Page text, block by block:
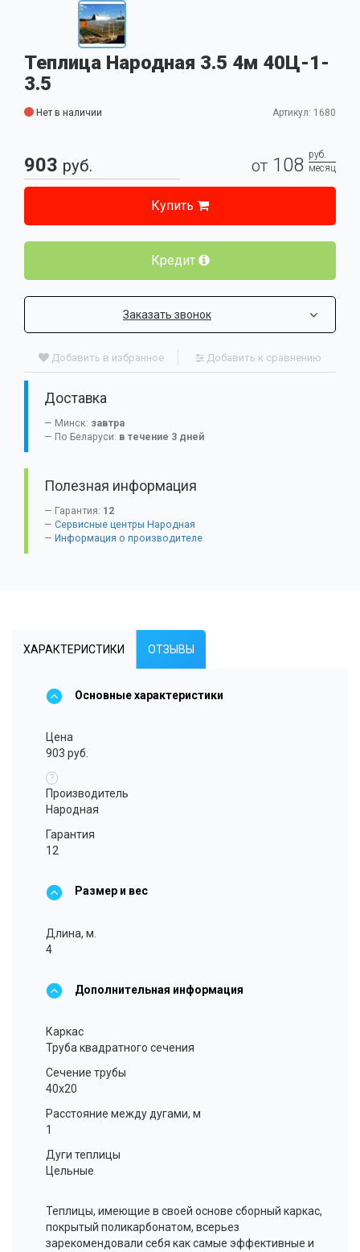
Теплица Народная 3.5 4м 40Ц-1-
3.5
Нет в наличии Артикул: 1680
903 руб. от 108 руб.
месяц
Купить
Кредит
Заказать звонок
Добавить в избранное Добавить к сравнению
Доставка
Минск: завтра
По Беларуси: в течение 3 дней
Полезная информация
Гарантия: 12
Сервисные центры Народная
Информация о производителе
ХАРАКТЕРИСТИКИ ОТЗЫВЫ
Основные характеристики
Цена
903 руб.
?
Производитель
Народная
Гарантия
12
Размер и вес
Длина, м.
4
Дополнительная информация
Каркас
Труба квадратного сечения
Сечение трубы
40x20
Расстояние между дугами, м
1
Дуги теплицы
Цельные
Теплицы, имеющие в своей основе сборный каркас,
покрытый поликарбонатом, всерьез
зарекомендовали себя как самые эффективные и